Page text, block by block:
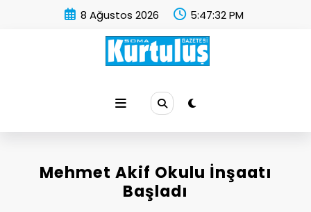
8 Ağustos 2026 5:47:33 PM
Mehmet Akif Okulu İnşaatı
Başladı